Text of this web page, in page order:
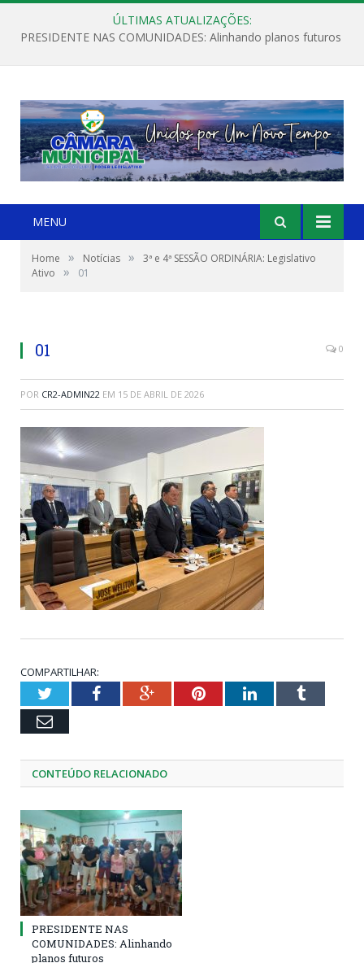
ÚLTIMAS ATUALIZAÇÕES:
PRESIDENTE NAS COMUNIDADES: Alinhando planos futuros
MENU
Home » Notícias »
3ª e 4ª SESSÃO ORDINÁRIA: Legislativo
Ativo
» 01
01 0
POR CR2-ADMIN22 EM 15 DE ABRIL DE 2026
COMPARTILHAR:
TwitterFacebookGoogle+PinterestLinkedInTumblr
Email
CONTEÚDO RELACIONADO
PRESIDENTE NAS
COMUNIDADES: Alinhando
planos futuros